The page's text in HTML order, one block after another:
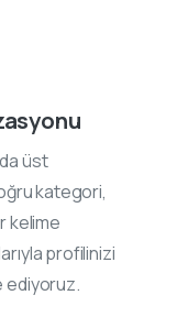
üst
kategori,
kelime
profilinizi
ediyoruz.